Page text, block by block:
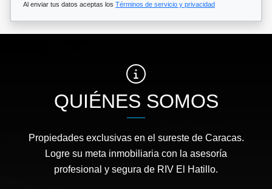
Al enviar tus datos aceptas los Términos de servicio y privacidad
QUIÉNES SOMOS
Propiedades exclusivas en el sureste de Caracas.
Logre su meta inmobiliaria con la asesoría
profesional y segura de RIV El Hatillo.